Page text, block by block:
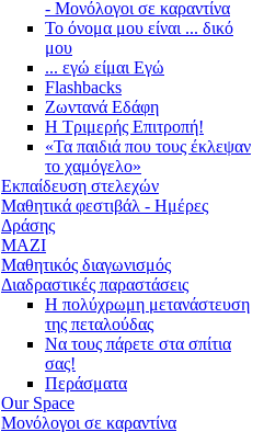
- Μονόλογοι σε καραντίνα
Το όνομα μου είναι ... δικό
μου
... εγώ είμαι Εγώ
Flashbacks
Ζωντανά Εδάφη
Η Τριμερής Επιτροπή!
«Τα παιδιά που τους έκλεψαν
το χαμόγελο»
Εκπαίδευση στελεχών
Μαθητικά φεστιβάλ - Ημέρες
Δράσης
ΜΑΖΙ
Μαθητικός διαγωνισμός
Διαδραστικές παραστάσεις
Η πολύχρωμη μετανάστευση
της πεταλούδας
Να τους πάρετε στα σπίτια
σας!
Περάσματα
Our Space
Μονόλογοι σε καραντίνα